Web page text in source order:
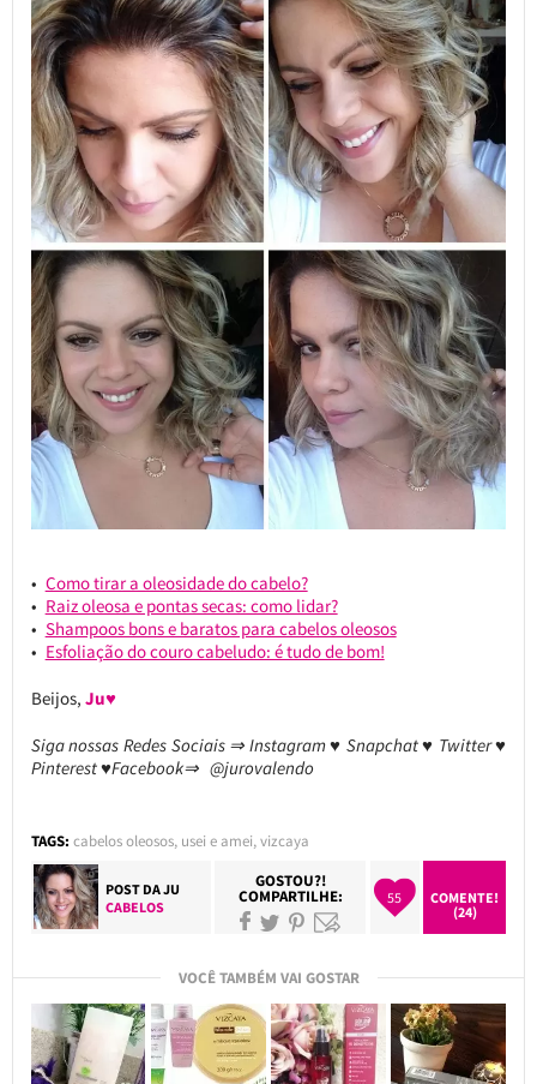
Como tirar a oleosidade do cabelo?
Raiz oleosa e pontas secas: como lidar?
Shampoos bons e baratos para cabelos oleosos
Esfoliação do couro cabeludo: é tudo de bom!
Beijos, Ju♥
Siga nossas Redes Sociais ⇒ Instagram ♥ Snapchat ♥ Twitter ♥
Pinterest ♥Facebook⇒ @jurovalendo
TAGS: cabelos oleosos, usei e amei,vizcaya
POST DAJU
CABELOS
GOSTOU?!
COMPARTILHE: 55
COMENTE!
(24)
VOCÊ TAMBÉM VAI GOSTAR